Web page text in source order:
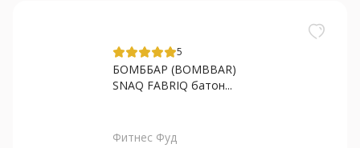
5
БОМББАР (BOMBBAR)
SNAQ FABRIQ батон...
Фитнес Фуд